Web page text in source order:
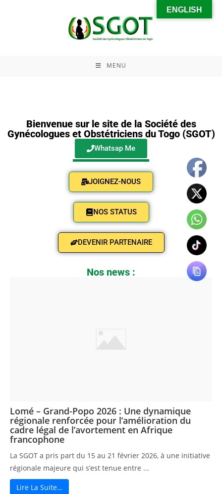
MENU
Bienvenue sur le site de la Société des
Gynécologues et Obstétriciens du Togo (SGOT)
Whatsap Me
JOIGNEZ-NOUS
NOS STATUS
DEVENIR PARTENAIRE
Nos news :
Lomé – Grand-Popo 2026 : Une dynamique
régionale renforcée pour l’amélioration du
cadre légal de l’avortement en Afrique
francophone
La SGOT a pris part du 15 au 21 février 2026, à une initiative
régionale majeure qui s’est tenue entre ...
Lire La Suite…
ENGLISH